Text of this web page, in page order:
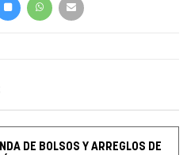
DE BOLSOS Y ARREGLOS DE